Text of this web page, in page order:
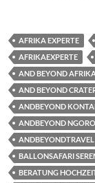
AFRIKA EXPERTE
AFRIKAEXPERTE
AND BEYOND
AND BEYOND
ANDBEYOND
ANDBEYOND
ANDBEYONDTRAVEL
BALLONSAFARI
BERATUNG